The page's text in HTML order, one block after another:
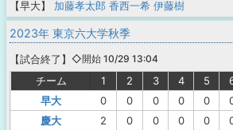
【早大】
加藤孝太郎 香西一希 伊藤樹
2023年 東京六大学秋季
【試合終了 】 ◇開始 10/29 13:04
チーム
1 2 3 4 5
早大
0 0 0 0 0
慶大
2 0 0 0 0